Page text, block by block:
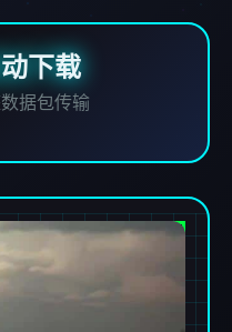
下载
据包传输